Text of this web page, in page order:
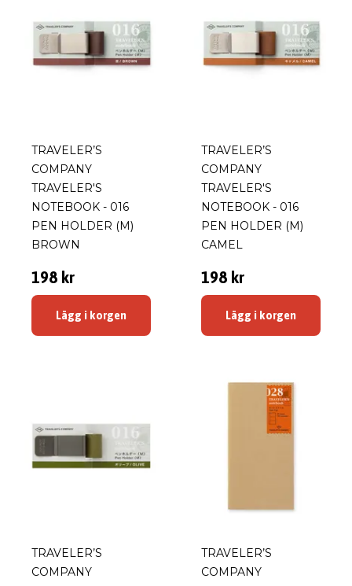
TRAVELER’S
COMPANY
TRAVELER'S
NOTEBOOK - 016
PEN HOLDER (M)
BROWN
198 kr
Lägg i korgen
TRAVELER’S
COMPANY
TRAVELER'S
NOTEBOOK - 016
PEN HOLDER (M)
CAMEL
198 kr
Lägg i korgen
TRAVELER’S
COMPANY
TRAVELER’S
COMPANY